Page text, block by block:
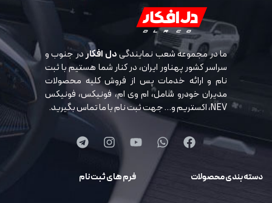
ما در مجموعه شعب نمایندگیدل افکاردر جنوب و
سراسر کشور پهناور ایران، در کنار شما هستیم با ثبت
نام و ارائه خدمات پس از فروش کلیه محصولات
مدیران خودرو شامل، ام وی ام، فونیکس، فونیکس
NEV، اکستریم و… جهت ثبت نام با ما تماس بگیرید.
دسته بندی محصولات فرم های ثبت نام